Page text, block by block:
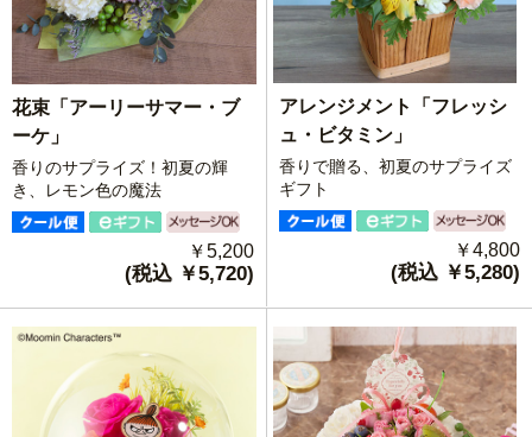
花束「アーリーサマー・ブ
ーケ」
香りのサプライズ！初夏の輝
き、レモン色の魔法
￥5,200
(税込 ￥5,720)
アレンジメント「フレッシ
ュ・ビタミン」
香りで贈る、初夏のサプライズ
ギフト
￥4,800
(税込 ￥5,280)